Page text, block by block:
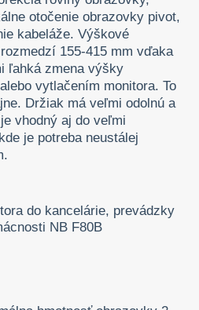
otočenie obrazovky pivot,
kabeláže. Výškové
155-415 mm vďaka
ľahká zmena výšky
vytlačením monitora. To
Držiak má veľmi odolnú a
vhodný aj do veľmi
je potreba neustálej